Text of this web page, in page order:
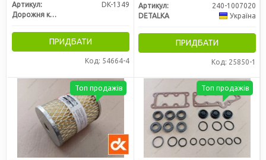
Артикул:
DK-1349
Дорожня карта
ПРИДБАТИ
Код: 54664-4
Артикул:
240-1007020
DETALKA
Україна
ПРИДБАТИ
Код: 25850-1
Топ продажів Топ продажів